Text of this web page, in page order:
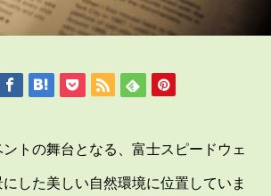
トの舞台となる、富士スピードウェ
した美しい自然環境に位置していま